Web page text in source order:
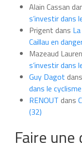
moisAlain Cassan
s’investir dans
Prigent dans
Caillau en
Mazeaud
s’investir dans
Guy Dagot dans
dans le
RENOUT dans
(32)
Faire